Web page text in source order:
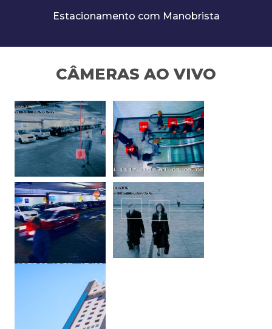
Estacionamento com Manobrista
CÂMERAS AO VIVO